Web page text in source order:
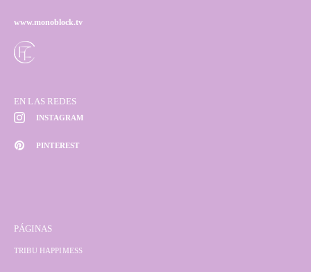
www.monoblock.tv
EN LAS REDES
INSTAGRAM
PINTEREST
PÁGINAS
TRIBU HAPPIMESS